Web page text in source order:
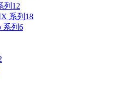
列 12
系列 18
系列 6